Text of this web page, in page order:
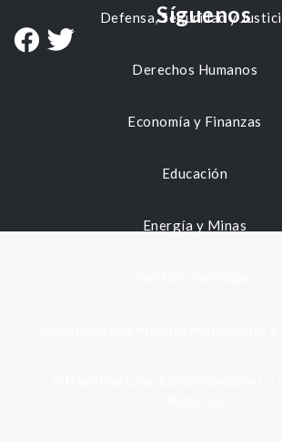
Defensa, Seguridad y
Derechos Humanos
Economía y Finanzas
Educación
Energía y Minas
Síguenos